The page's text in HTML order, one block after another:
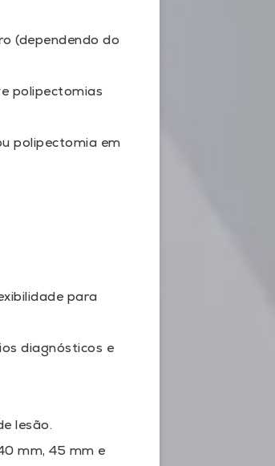
(dependendo do
polipectomias
polipectomia em
para
diagnósticos e
lesão.
mm, 45 mm e